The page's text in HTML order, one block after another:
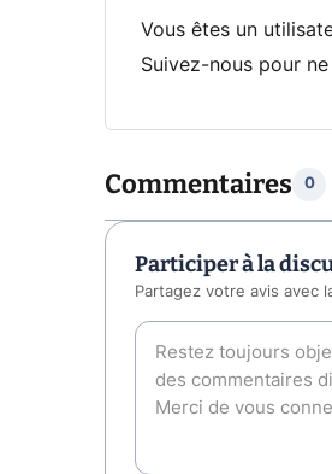
Vous êtes un
Suivez-nous pour
Commentaires 0
Participer à la
Partagez votre avis avec